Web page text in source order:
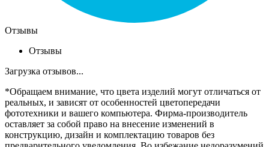
Отзывы
Отзывы
Загрузка отзывов...
*Обращаем внимание, что цвета изделий могут отличаться от
реальных, и зависят от особенностей цветопередачи
фототехники и вашего компьютера. Фирма-производитель
оставляет за собой право на внесение изменений в
конструкцию, дизайн и комплектацию товаров без